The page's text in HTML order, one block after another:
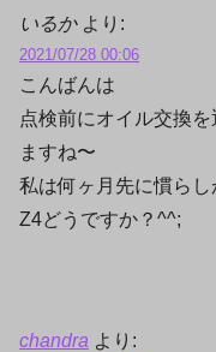
いるか より:
2021/07/28 00:06
こんばんは
点検前にオイル交換
ますね〜
私は何ヶ月先に慣らし
Z4どうですか？^^;
chandra より: